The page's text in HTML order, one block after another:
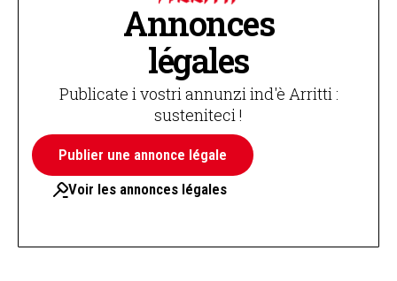
Annonces
légales
Publicate i vostri annunzi ind'è Arritti :
susteniteci !
Publier une annonce légale
Voir les annonces légales